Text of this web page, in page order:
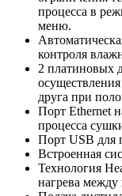
процесса в
меню.
контроля
2 платиновых
друга при
Порт Ethernet
процесса
Порт USB для
Встроенная
Технология
нагрева